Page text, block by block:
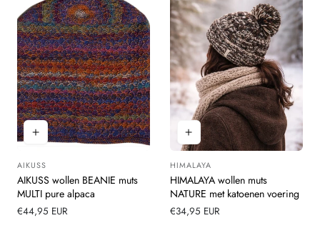
Leverancier:
AIKUSS
AIKUSS wollen BEANIE muts
MULTI pure alpaca
Normale
€44,95 EUR
Leverancier:
HIMALAYA
HIMALAYA wollen muts
NATURE met katoenen voering
Normale
€34,95 EUR